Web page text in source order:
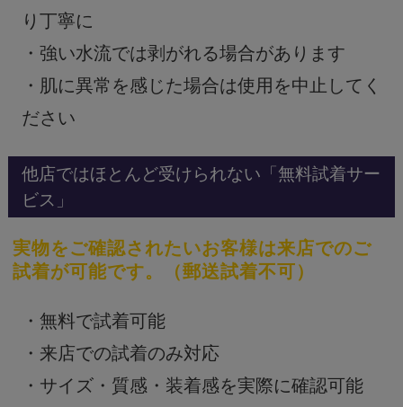
り丁寧に
・強い水流では剥がれる場合があります
・肌に異常を感じた場合は使用を中止してく
ださい
他店ではほとんど受けられない「無料試着サー
ビス」
実物をご確認されたいお客様は来店でのご
試着が可能です。（郵送試着不可）
・無料で試着可能
・来店での試着のみ対応
・サイズ・質感・装着感を実際に確認可能